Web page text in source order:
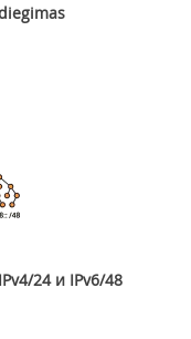
24 и IPv6/48